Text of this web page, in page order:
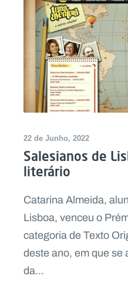
22 de Junho, 2022
Salesianos de
literário
Catarina Almeida,
Lisboa, venceu o
categoria de Texto
deste ano, em que se
da...